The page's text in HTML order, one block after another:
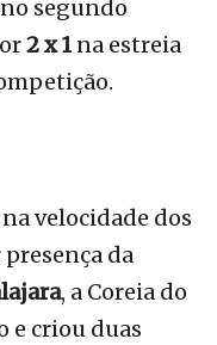
segundo
2 x 1 na estreia
velocidade dos
da
, a Coreia do
e criou duas